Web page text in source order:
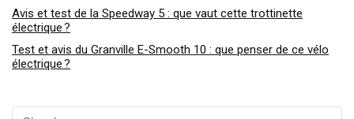
Avis et test de la Speedway 5 : que vaut cette trottinette
électrique ?
Test et avis du Granville E-Smooth 10 : que penser de ce vélo
électrique ?